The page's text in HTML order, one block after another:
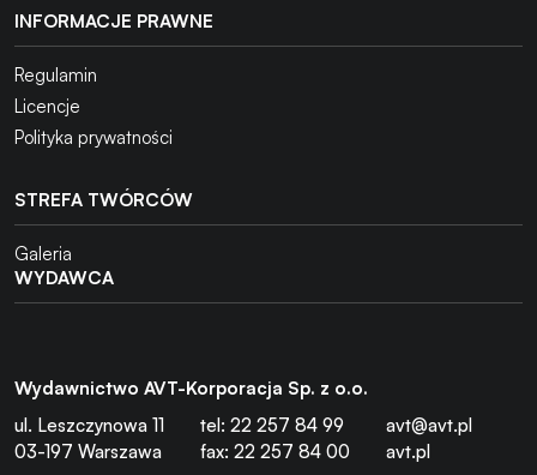
INFORMACJE PRAWNE
Regulamin
Licencje
Polityka prywatności
STREFA TWÓRCÓW
Galeria
WYDAWCA
Wydawnictwo AVT-Korporacja Sp. z o.o.
ul. Leszczynowa 11
03-197 Warszawa
tel: 22 257 84 99
fax: 22 257 84 00
avt@avt.pl
avt.pl